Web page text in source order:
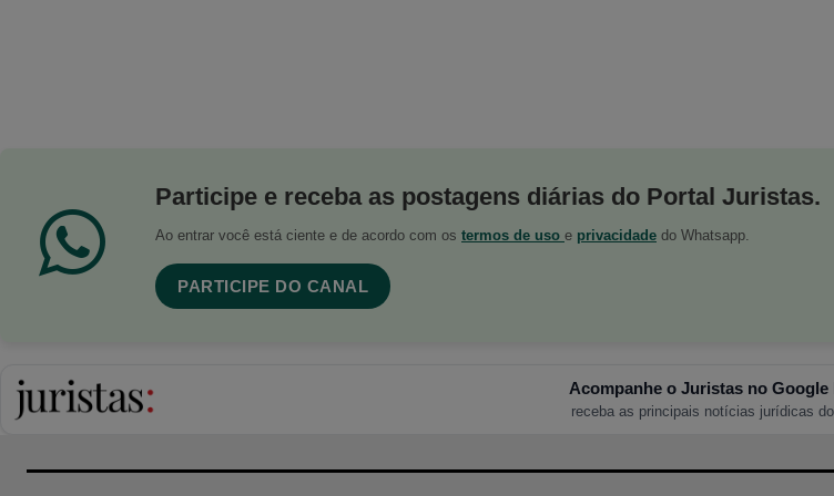
Participe e receba as postagens diárias do Portal Juristas.
Ao entrar você está ciente e de acordo com os termos de uso e privacidade do Whatsapp.
PARTICIPE DO CANAL
Acompanhe o Juristas no Google
receba as principais notícias jurídicas do